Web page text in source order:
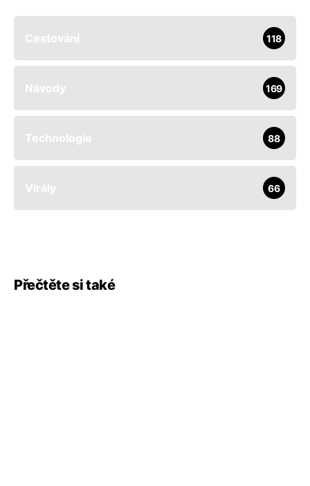
Cestování 118
Návody 169
Technologie 88
Virály 66
Přečtěte si také